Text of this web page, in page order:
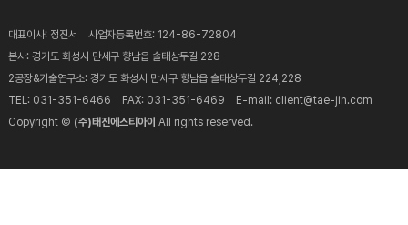
대표이사: 정진서 사업자등록번호: 124-86-72804
본사: 경기도 화성시 만세구 향남읍 솔태상두길 228
2공장&기술연구소: 경기도 화성시 만세구 향남읍 솔태상두길 224,228
TEL: 031-351-6466 FAX: 031-351-6469 E-mail: client@tae-jin.com
Copyright © (주)태진에스티아이 All rights reserved.